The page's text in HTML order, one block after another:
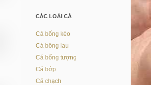
CÁC LOÀI CÁ
Cá bống kèo
Cá bông lau
Cá bống tượng
Cá bớp
Cá chạch